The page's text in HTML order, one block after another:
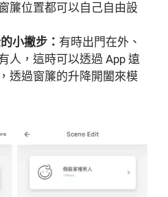
簾位置都可以自己自由設
小撇步： 有時出門在外、
人，這時可以透過 App 遠
透過窗簾的升降開闔來模